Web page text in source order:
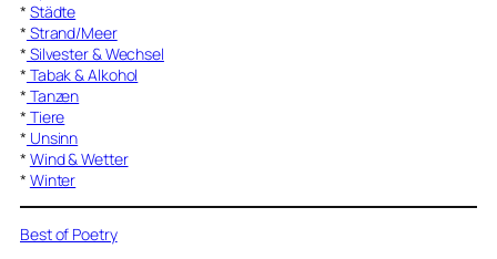
* Städte
* Strand/Meer
* Silvester & Wechsel
* Tabak & Alkohol
* Tanzen
* Tiere
* Unsinn
* Wind & Wetter
* Winter
Best of Poetry